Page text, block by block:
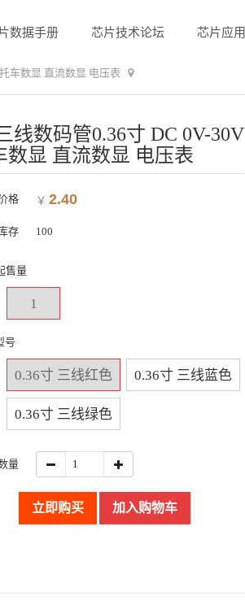
数据手册 芯片技术论坛 芯片应用
车数显 直流数显 电压表
线数码管0.36寸 DC 0V-30V
数显 直流数显 电压表
格 ￥ 2.40
存 100
售量
1
号
0.36寸 三线红色 0.36寸 三线蓝色
0.36寸 三线绿色
量
立即购买 加入购物车